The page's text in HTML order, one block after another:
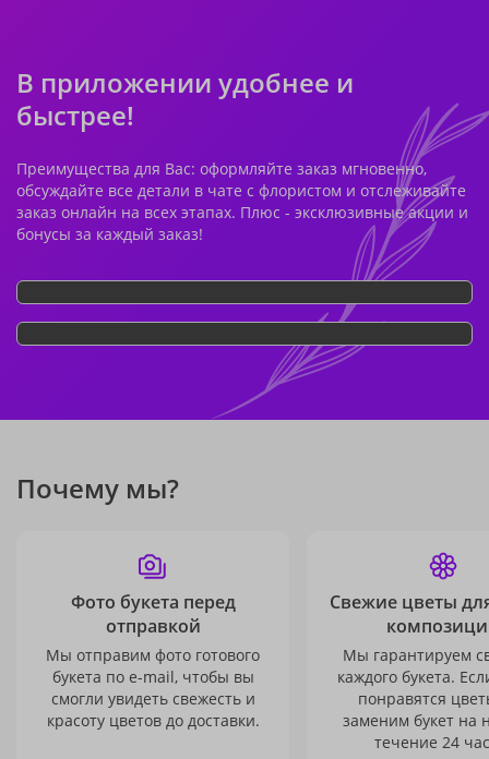
В приложении удобнее и
быстрее!
Преимущества для Вас: оформляйте заказ мгновенно,
обсуждайте все детали в чате с флористом и отслеживайте
заказ онлайн на всех этапах. Плюс - эксклюзивные акции и
бонусы за каждый заказ!
Почему мы?
Фото букета перед
отправкой
Мы отправим фото готового
букета по e-mail, чтобы вы
смогли увидеть свежесть и
красоту цветов до доставки.
Свежие цветы
Мы гарантируем
каждого букета.
понравятся
заменим букет на
течение 24